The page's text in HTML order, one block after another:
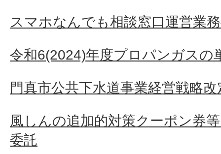
スマホなんでも相談窓口運営業
令和6(2024)年度プロパンガスの
門真市公共下水道事業経営戦略
風しんの追加的対策クーポン券
委託